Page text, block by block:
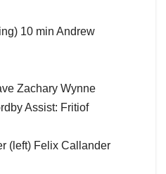
10 min Andrew
Zachary Wynne
Assist: Fritiof
(left) Felix Callander